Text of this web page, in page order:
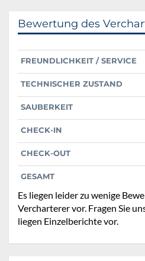
Bewertung des
FREUNDLICHKEIT / SERVICE
TECHNISCHER ZUSTAND
SAUBERKEIT
CHECK-IN
CHECK-OUT
GESAMT
Es liegen leider zu wenige
Vercharterer vor. Fragen Sie
liegen Einzelberichte vor.